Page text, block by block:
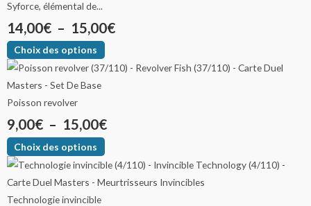
Syforce, élémental de...
14,00€ – 15,00€
Choix des options
Poisson revolver
9,00€ – 15,00€
Choix des options
Technologie invincible